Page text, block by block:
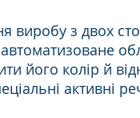
виробу з двох
його колір й
активні